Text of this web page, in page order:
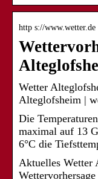
http s://
Wetter
Alteglofsheim |
Die
maximal auf 13
6°C die
Aktuelles